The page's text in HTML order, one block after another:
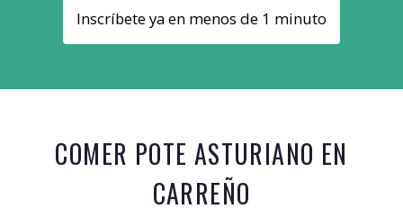
Inscríbete ya en menos de 1 minuto
COMER POTE ASTURIANO EN
CARREÑO